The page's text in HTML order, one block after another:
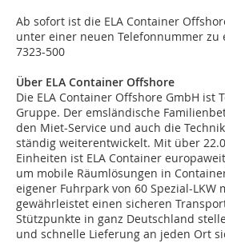
Ab sofort ist die ELA Container
unter einer neuen Telefonnummer zu
7323-500
Über ELA Container Offshore
Die ELA Container Offshore GmbH ist
Gruppe. Der emsländische
den Miet-Service und auch die
ständig weiterentwickelt. Mit über
Einheiten ist ELA Container
um mobile Räumlösungen in
eigener Fuhrpark von 60 Spezial-LKW
gewährleistet einen sicheren
Stützpunkte in ganz Deutschland
und schnelle Lieferung an jeden Ort